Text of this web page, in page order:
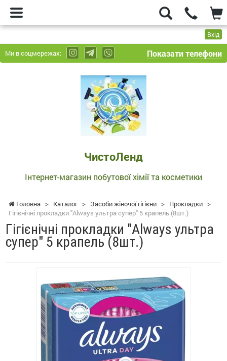
Вхід
Ми в соцмережах: Показати телефони
ЧистоЛенд
Інтернет-магазин побутової хімії та косметики
Головна > Каталог > Засоби жіночої гігієни > Прокладки >
Гігієнічні прокладки "Always ультра супер" 5 крапель (8шт.)
Гігієнічні прокладки "Always ультра
супер" 5 крапель (8шт.)